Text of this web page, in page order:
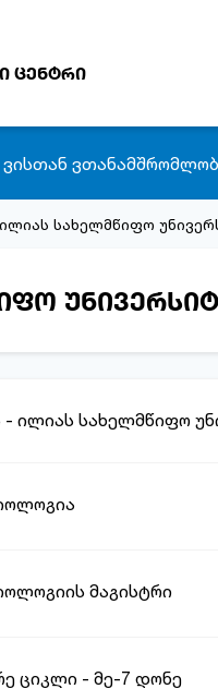
ცენტრი
ვისთან
სახელმწიფო
- ილიას სახელმწიფო
მაგისტრი
ციკლი - მე-7 დონე